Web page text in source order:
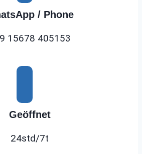
/ Phone
15678 405153
Geöffnet
24std/7t